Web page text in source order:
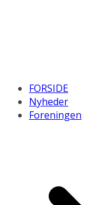
FORSIDE
Nyheder
Foreningen